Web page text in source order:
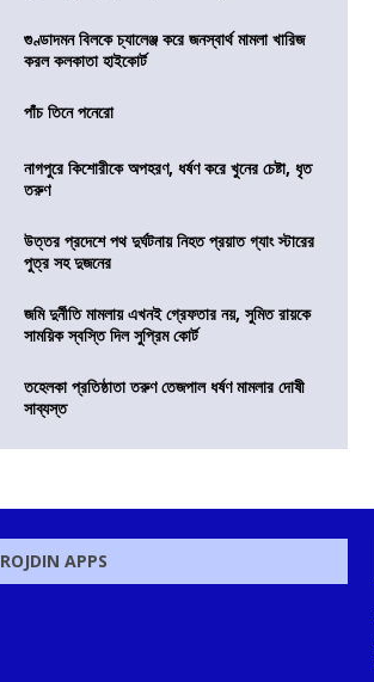
গুণ্ডাদমন বিলকে চ্যালেঞ্জ করে জনস্বার্থ মামলা খারিজ
করল কলকাতা হাইকোর্ট
পাঁচ তিনে পনেরো
নাগপুরে কিশোরীকে অপহরণ, ধর্ষণ করে খুনের চেষ্টা, ধৃত
তরুণ
উত্তর প্রদেশে পথ দুর্ঘটনায় নিহত প্রয়াত গ্যাং স্টারের
পুত্র সহ দুজনের
জমি দুর্নীতি মামলায় এখনই গ্রেফতার নয়, সুমিত রায়কে
সাময়িক স্বস্তি দিল সুপ্রিম কোর্ট
তহেলকা প্রতিষ্ঠাতা তরুণ তেজপাল ধর্ষণ মামলার দোষী
সাব্যস্ত
ROJDIN APPS